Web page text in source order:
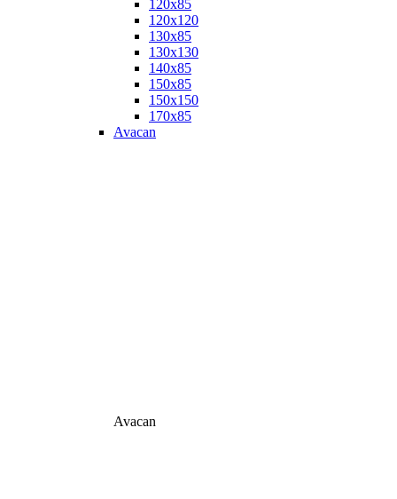
120х85
120х120
130х85
130х130
140х85
150х85
150х150
170х85
Avacan
Avacan